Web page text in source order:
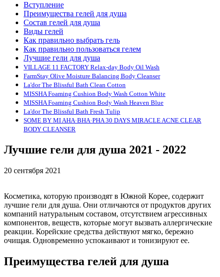
Вступление
Преимущества гелей для душа
Состав гелей для душа
Виды гелей
Как правильно выбрать гель
Как правильно пользоваться гелем
Лучшие гели для душа
VILLAGE 11 FACTORY Relax-day Body Oil Wash
FarmStay Olive Moisture Balancing Body Cleanser
La'dor The Blissful Bath Clean Cotton
MISSHA Foaming Cushion Body Wash Cotton White
MISSHA Foaming Cushion Body Wash Heaven Blue
La'dor The Blissful Bath Fresh Tulip
SOME BY MI AHA·BHA·PHA 30 DAYS MIRACLE ACNE CLEAR
BODY CLEANSER
Лучшие гели для душа 2021 - 2022
20 сентября 2021
Косметика, которую производят в Южной Корее, содержит
лучшие гели для душа. Они отличаются от продуктов других
компаний натуральным составом, отсутствием агрессивных
компонентов, веществ, которые могут вызвать аллергические
реакции. Корейские средства действуют мягко, бережно
очищая. Одновременно успокаивают и тонизируют ее.
Преимущества гелей для душа